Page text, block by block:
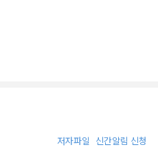
는 무엇인지, 업계 역사가 수십
를 기대할 수 없는지 등 오늘날
서와 해답의 실마리를 제시한
저자파일 신간알림 신청